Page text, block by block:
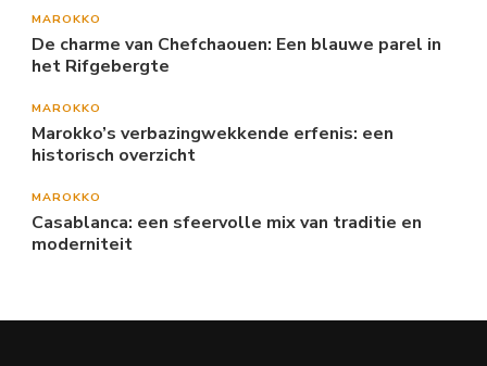
MAROKKO
De charme van Chefchaouen: Een blauwe parel in
het Rifgebergte
MAROKKO
Marokko’s verbazingwekkende erfenis: een
historisch overzicht
MAROKKO
Casablanca: een sfeervolle mix van traditie en
moderniteit